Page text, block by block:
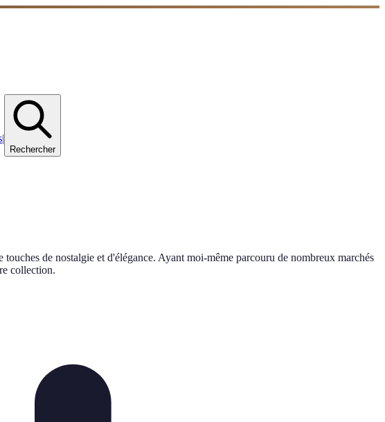
|
Rechercher
de nostalgie et d'élégance. Ayant moi-même parcouru de nombreux marchés
collection.